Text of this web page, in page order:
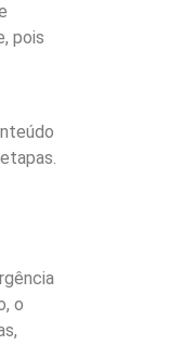
pois
o